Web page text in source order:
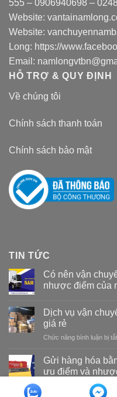
555 – 0906940698 –
Website:
Website:
Long: https://
Email:
HỖ TRỢ & QUY ĐỊNH
Về chúng tôi
Chính sách thanh toán
Chính sách bảo mật
TIN TỨC
Có nên vận
nhược điểm của
Dịch vụ vận
giá rẻ
Chức năng bình luận bị tắt
Gửi hàng hóa
ưu điểm và